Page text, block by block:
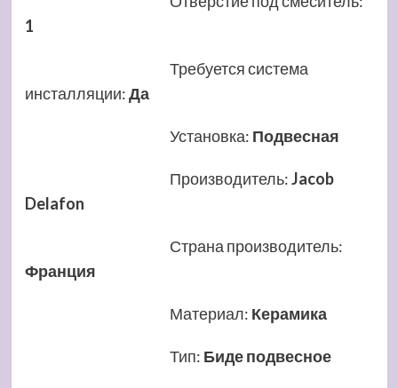
1
Требуется система
инсталляции:Да
Установка: Подвесная
Производитель:Jacob
Delafon
Страна производитель:
Франция
Материал: Керамика
Тип: Биде подвесное